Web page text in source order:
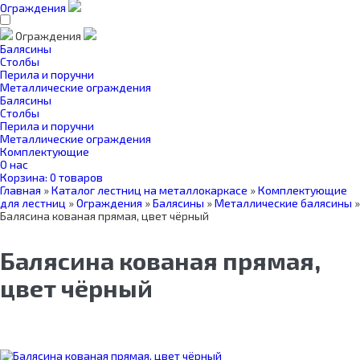
Ограждения
Ограждения
Балясины
Столбы
Перила и поручни
Металлические ограждения
Балясины
Столбы
Перила и поручни
Металлические ограждения
Комплектующие
О нас
Корзина: 0 товаров
Главная »Каталог лестниц на металлокаркасе »Комплектующие
для лестниц »Ограждения »Балясины »Металлические балясины »
Балясина кованая прямая, цвет чёрный
Балясина кованая прямая,
цвет чёрный